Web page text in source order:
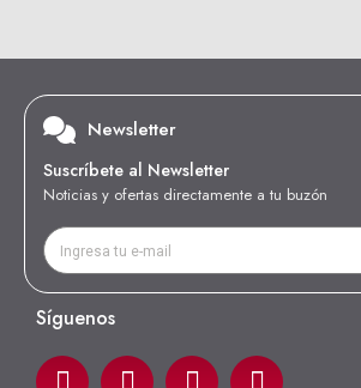
Newsletter
Suscríbete al Newsletter
Noticias y ofertas directamente a tu buzón
Síguenos